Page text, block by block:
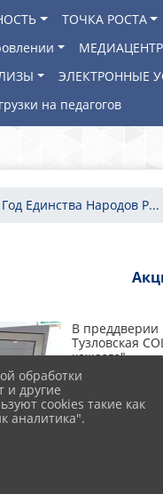
ТОЧКА РОСТА
МЕДИАЦЕНТР
ЭЛЕКТРОННЫЕ
на педагогов
Год Единства Народов Р...
В
Тузловская
каждого".
С утра у
которых были
это не
Эта акция
ВР Пугачевой
работающим
Акция также
только
школьном
обработки
и другие
cookies такие как
аналитика".